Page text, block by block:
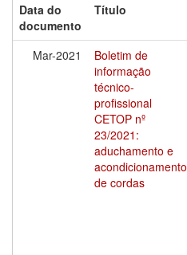
Data do
documento
Título
Mar-2021
Boletim de
informação
técnico-
profissional
CETOP nº
23/2021:
aduchamento e
acondicionamento
de cordas